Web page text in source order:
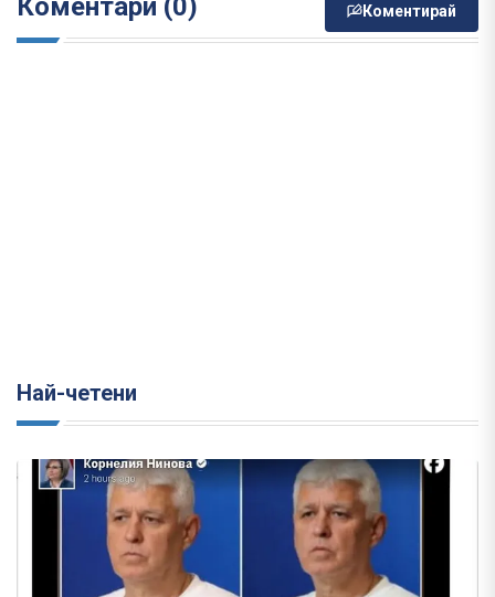
Коментари (0) Коментирай
Най-четени